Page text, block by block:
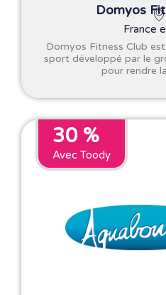
Domyos
France
Domyos Fitness Club
sport développé par le
pour rendre
30 %
Avec Toody